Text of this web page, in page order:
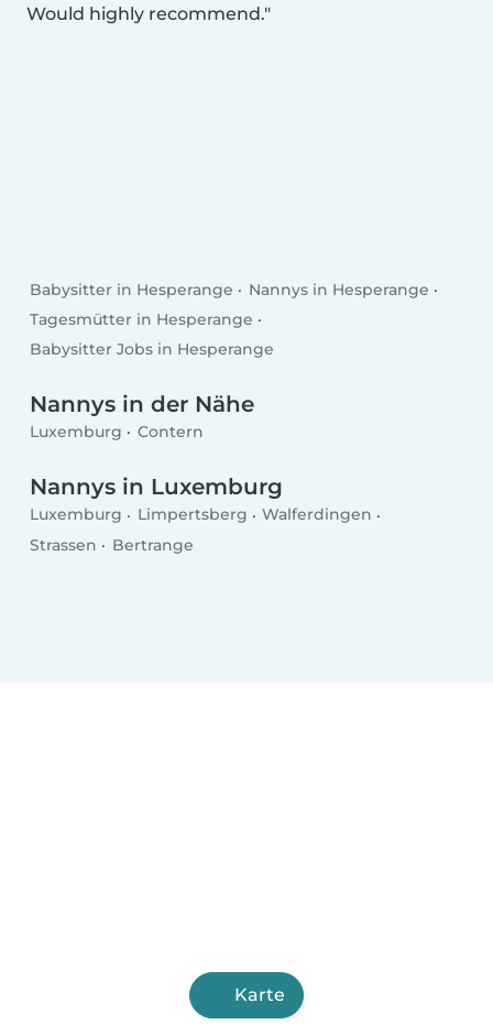
Would highly recommend.
Babysitter in Hesperange
Nannys in Hesperange
Tagesmütter in Hesperange
Babysitter Jobs in Hesperange
Nannys in der Nähe
Luxemburg Contern
Nannys in Luxemburg
Luxemburg Limpertsberg
Walferdingen
Strassen
Bertrange
Karte